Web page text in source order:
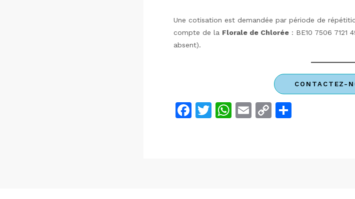
Une cotisation est demandée par période de
compte de la Florale de Chlorée : BE10 7506 7121
absent).
CONTACTEZ-
F
T
W E
C